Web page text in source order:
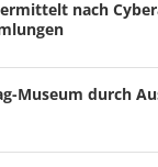
nach
Museum durch